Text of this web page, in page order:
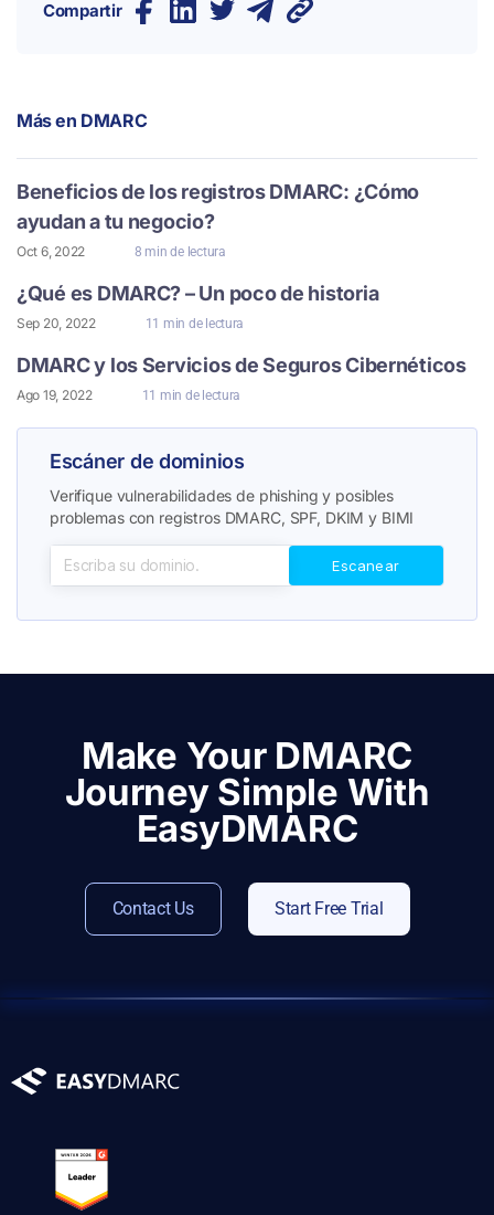
Compartir
Más en DMARC
Beneficios de los registros DMARC: ¿Cómo
ayudan a tu negocio?
Oct 6, 2022 8 min de lectura
¿Qué es DMARC? – Un poco de historia
Sep 20, 2022 11 min de lectura
DMARC y los Servicios de Seguros Cibernéticos
Ago 19, 2022 11 min de lectura
Escáner de dominios
Verifique vulnerabilidades de phishing y posibles
problemas con registros DMARC, SPF, DKIM y BIMI
Make Your DMARC
Journey Simple With
EasyDMARC
Contact Us Start Free Trial